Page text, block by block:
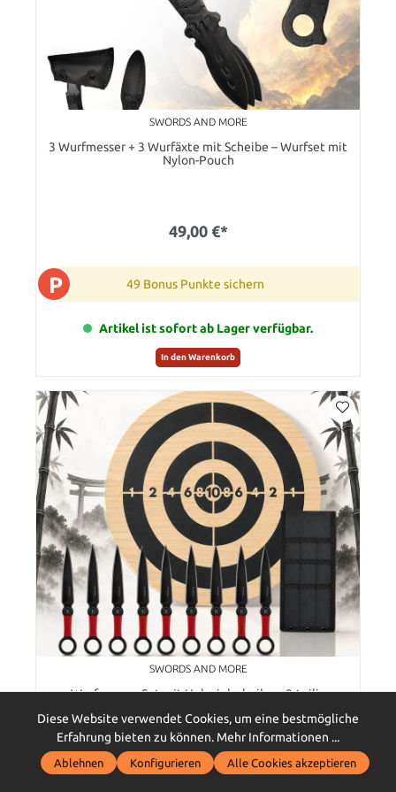
SWORDS AND MORE
3 Wurfmesser + 3 Wurfäxte mit Scheibe – Wurfset mit
Nylon-Pouch
49,00 €*
P 49 Bonus Punkte sichern
Artikel ist sofort ab Lager verfügbar.
In den Warenkorb
SWORDS AND MORE
Wurfmesser-Set mit Holzzielscheibe – 9-teilig
49,00 €*
Diese Website verwendet Cookies, um eine bestmögliche
Erfahrung bieten zu können. Mehr Informationen ...
Ablehnen Konfigurieren Alle Cookies akzeptieren